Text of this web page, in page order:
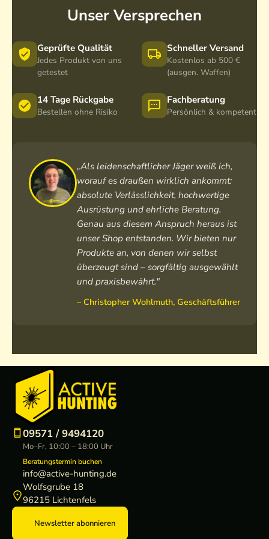
Unser Versprechen
Geprüfte Qualität
Jedes Produkt von uns
getestet
Schneller Versand
Kostenlos ab 500 €
(ausgen. Waffen)
14 Tage Rückgabe
Bestellen ohne Risiko
Fachberatung
Persönlich & kompetent
„Als leidenschaftlicher Jäger weiß ich,
worauf es draußen wirklich ankommt:
absolute Verlässlichkeit, hochwertige
Ausrüstung und ehrliche Beratung.
Genau aus diesem Anspruch heraus ist
unser Shop entstanden. Wir bieten nur
Produkte an, von denen wir selbst
überzeugt sind – sorgfältig ausgewählt
und praxisbewährt."
– Christopher Wohlmuth, Geschäftsführer
09571 / 9494120
Mo–Fr, 10:00 – 18:00 Uhr
Beratungstermin buchen
info@active-hunting.de
Wolfsgrube 18
96215 Lichtenfels
Newsletter abonnieren